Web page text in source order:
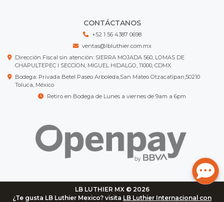
CONTÁCTANOS
+52 1 56 4387 0698
ventas@lbluthier.com.mx
Dirección Fiscal sin atención: SIERRA MOJADA 560, LOMAS DE
CHAPULTEPEC I SECCION, MIGUEL HIDALGO, 11000, CDMX
Bodega: Privada Betel Paseo Arboleda,San Mateo Otzacatipan,50210
Toluca, México
Retiro en Bodega de Lunes a viernes de 9am a 6pm
LB LUTHIER MX © 2026
¿Te gusta LB Luthier Mexico? visita LB Luthier Internacional con